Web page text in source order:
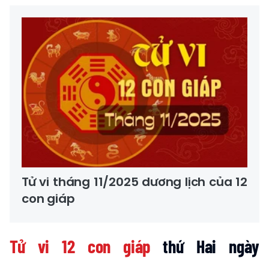
Tử vi tháng 11/2025 dương lịch của 12
con giáp
Tử vi 12 con giáp thứ Hai ngày